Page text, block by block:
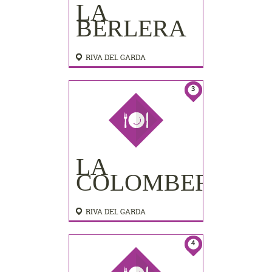
LA
BERLERA
RIVA DEL GARDA
3
LA
COLOMBERA
RIVA DEL GARDA
4